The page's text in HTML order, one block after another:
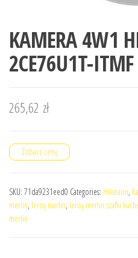
KAMERA 4W1
2CE76U1T-
265,62 zł
Zobacz cenę
SKU: 71da9231eed0 Categories: Hikvision,
merlin, leroy marlin, leroy merlin szafki
merlin